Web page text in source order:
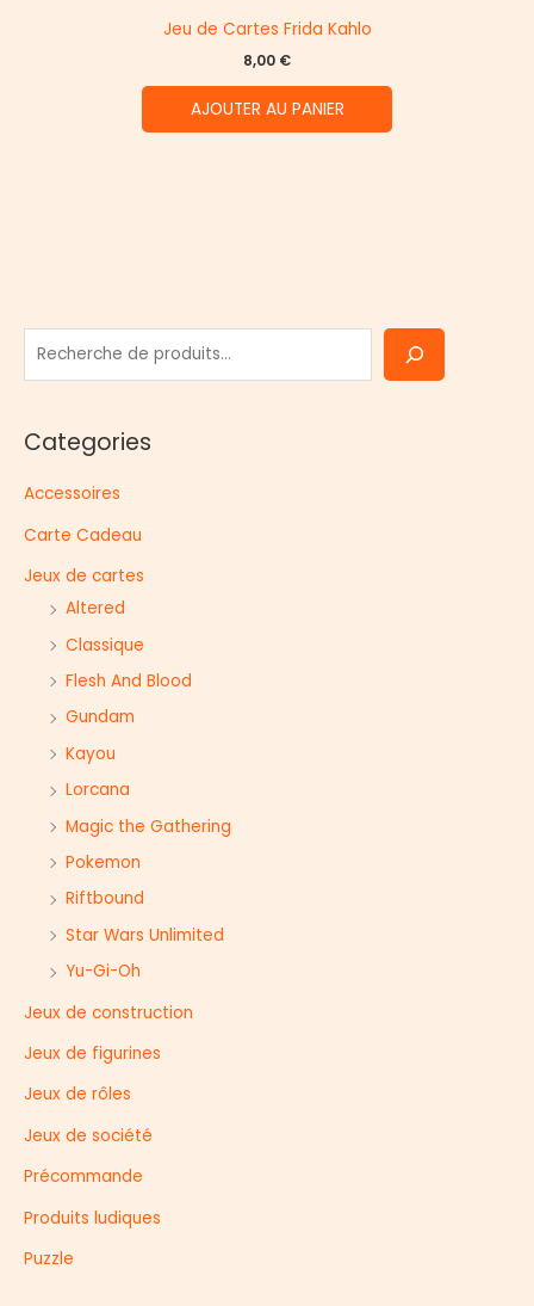
e
h
r
c
h
Categories
Accessoires
Carte Cadeau
Jeux de cartes
Altered
Classique
Flesh And Blood
Gundam
Kayou
Lorcana
Magic the Gathering
Pokemon
Riftbound
Star Wars Unlimited
Yu-Gi-Oh
Jeux de construction
Jeux de figurines
Jeux de rôles
Jeux de société
Précommande
Produits ludiques
Puzzle
Jeu de Cartes Frida Kahlo
8,00 €
AJOUTER AU PANIER